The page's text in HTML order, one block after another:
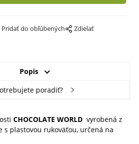
Pridať do obľúbených Zdielať
Popis
poradiť?
CHOCOLATE WORLDvyrobená z
s plastovou rukoväťou, určená na